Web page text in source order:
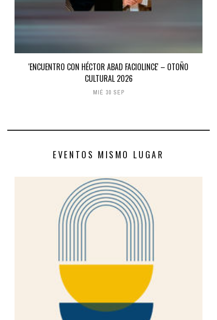
'ENCUENTRO CON HÉCTOR ABAD FACIOLINCE' – OTOÑO
CULTURAL 2026
MIÉ 30 SEP
EVENTOS MISMO LUGAR